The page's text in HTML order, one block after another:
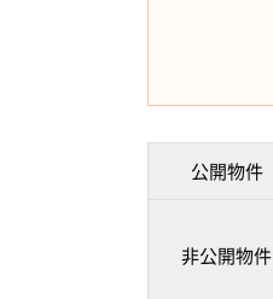
公開物件
非公開物件